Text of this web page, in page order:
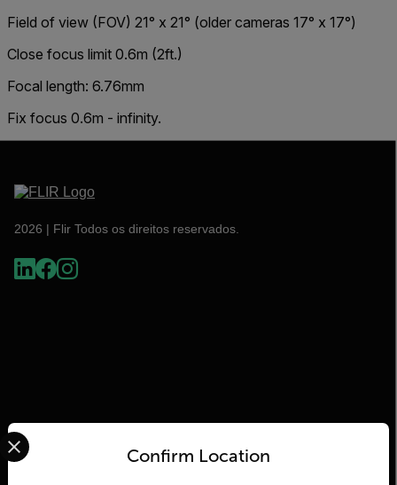
Field of view (FOV) 21° x 21° (older cameras 17° x 17°)
Close focus limit 0.6m (2ft.)
Focal length: 6.76mm
Fix focus 0.6m - infinity.
2026 | Flir Todos os direitos reservados.
Flir
Confirm Location
Select your preferred country and language from the